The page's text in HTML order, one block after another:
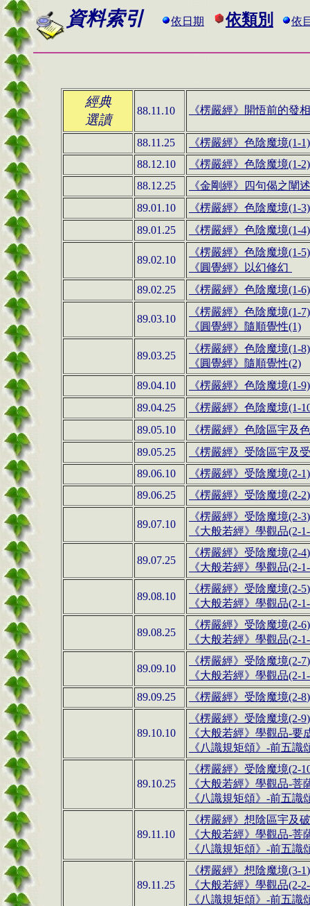
資料索引 依日期 依類別 依
經典
選讀
88.11.10 《楞嚴經》 開悟前的發相
88.11.25 《楞嚴經》 色陰魔境(1-1)
88.12.10
《楞嚴經》 色陰魔境(1-2)
88.12.25
《金剛經》
四句偈之闡述
89.01.10
《楞嚴經》 色陰魔境(1-3)
89.01.25
《楞嚴經》 色陰魔境(1-4)
89.02.10
《楞嚴經》 色陰魔境(1-5)
《圓覺經》
以幻修幻
89.02.25
《楞嚴經》 色陰魔境(1-6)
89.03.10
《楞嚴經》 色陰魔境(1-7)
《圓覺經》隨順覺性(1)
89.03.25
《楞嚴經》 色陰魔境(1-8)
《圓覺經》隨順覺性(2)
89.04.10
《楞嚴經》 色陰魔境(1-9)
89.04.25
《楞嚴經》 色陰魔境(1-
89.05.10
《楞嚴經》 色陰區宇及
89.05.25
《楞嚴經》 受陰區宇及
89.06.10
《楞嚴經》受陰魔境(2-
89.06.25
《楞嚴經》 受陰魔境(2-2
89.07.10
《楞嚴經》 受陰魔境(2-3
《大般若經》 學觀品(2-
89.07.25
《楞嚴經》 受陰魔境(2-4
《大般若經》 學觀品(2-
89.08.10
《楞嚴經》 受陰魔境(2-5
《大般若經》 學觀品(2-
89.08.25
《楞嚴經》 受陰魔境(2-6
《大般若經》 學觀品(2-
89.09.10
《楞嚴經》 受陰魔境(2-7
《大般若經》 學觀品(2-
89.09.25
《楞嚴經》 受陰魔境(2-8
89.10.10
《楞嚴經》 受陰魔境(2-9
《大般若經》 學觀品-要
《八識規矩頌》 -前五識
89.10.25
《楞嚴經》 受陰魔境(2-
《大般若經》 學觀品-菩
《八識規矩頌》 -前五識
89.11.10
《楞嚴經》 想陰區宇及
《大般若經》 學觀品-菩
《八識規矩頌》 -前五識
89.11.25
《楞嚴經》 想陰魔境(3-1
《大般若經》 學觀品(2-
《八識規矩頌》 -前五識